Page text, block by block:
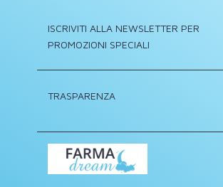
ISCRIVITI ALLA NEWSLETTER PER
PROMOZIONI SPECIALI
TRASPARENZA